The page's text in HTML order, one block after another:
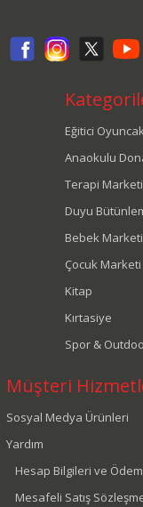
Eğitici
Anaokulu
Terapi Marketi
Duyu
Bebek Marketi
Çocuk Marketi
Kitap
Kırtasiye
Spor &
Müşteri
Sosyal Medya Ürünleri
Yardım
Hesap Bilgileri ve
Mesafeli Satış